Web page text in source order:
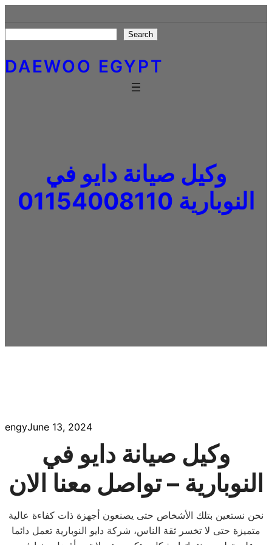
to
content
Search
DAEWOO EGYPT
وكيل صيانة دايو في
النوبارية 01154008110
engyJune 13, 2024
وكيل صيانة دايو في
النوبارية – تواصل معنا الان
نحن نستعين بتلك الأشخاص حتى يصنعون أجهزة ذات كفاءة عالية
متميزة حتى لا تخسر ثقة الناس، شركة دايو النوبارية تعمل دائما